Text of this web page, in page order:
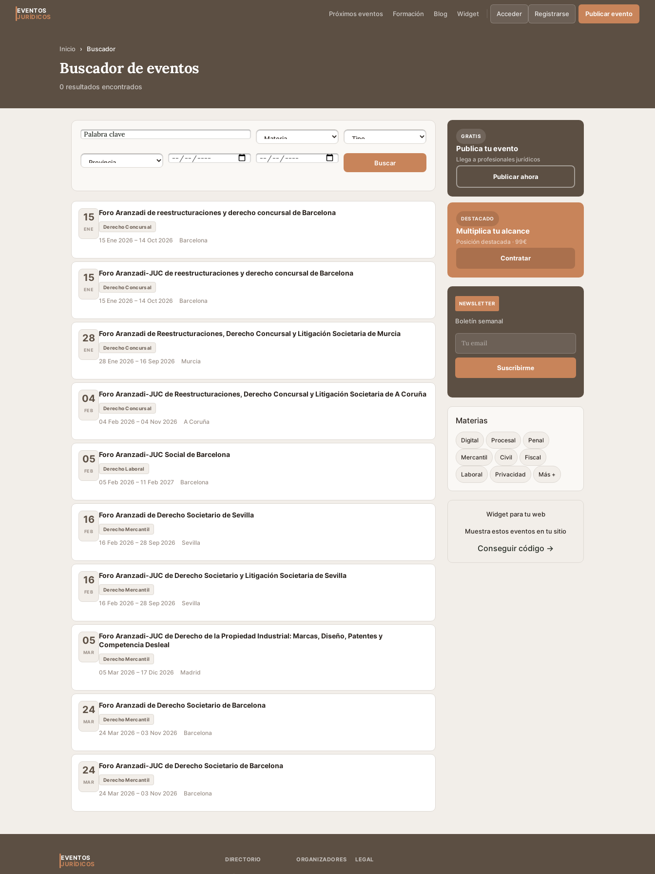
EVENTOS
JURÍDICOS
Próximos eventos Formación Blog Widget Acceder Registrarse Publicar evento
Inicio › Buscador
Buscador de eventos
0 resultados encontrados
Buscar
15
ENE
Foro Aranzadi de reestructuraciones y derecho concursal de Barcelona
Derecho Concursal
15 Ene 2026 – 14 Oct 2026 Barcelona
15
ENE
Foro Aranzadi-JUC de reestructuraciones y derecho concursal de Barcelona
Derecho Concursal
15 Ene 2026 – 14 Oct 2026 Barcelona
28
ENE
Foro Aranzadi de Reestructuraciones, Derecho Concursal y Litigación Societaria de Murcia
Derecho Concursal
28 Ene 2026 – 16 Sep 2026 Murcia
04
FEB
Foro Aranzadi-JUC de Reestructuraciones, Derecho Concursal y Litigación Societaria de A Coruña
Derecho Concursal
04 Feb 2026 – 04 Nov 2026 A Coruña
05
FEB
Foro Aranzadi-JUC Social de Barcelona
Derecho Laboral
05 Feb 2026 – 11 Feb 2027 Barcelona
16
FEB
Foro Aranzadi de Derecho Societario de Sevilla
Derecho Mercantil
16 Feb 2026 – 28 Sep 2026 Sevilla
16
FEB
Foro Aranzadi-JUC de Derecho Societario y Litigación Societaria de Sevilla
Derecho Mercantil
16 Feb 2026 – 28 Sep 2026 Sevilla
05
MAR
Foro Aranzadi-JUC de Derecho de la Propiedad Industrial: Marcas, Diseño, Patentes y
Competencia Desleal
Derecho Mercantil
05 Mar 2026 – 17 Dic 2026 Madrid
24
MAR
Foro Aranzadi de Derecho Societario de Barcelona
Derecho Mercantil
24 Mar 2026 – 03 Nov 2026 Barcelona
24
MAR
Foro Aranzadi-JUC de Derecho Societario de Barcelona
Derecho Mercantil
24 Mar 2026 – 03 Nov 2026 Barcelona
GRATIS
Publica tu evento
Llega a profesionales jurídicos
Publicar ahora
DESTACADO
Multiplica tu alcance
Posición destacada · 99€
Contratar
NEWSLETTER
Boletín semanal
Suscribirme
Materias
Digital Procesal Penal
Mercantil Civil Fiscal
Laboral Privacidad Más +
Widget para tu web
Muestra estos eventos en tu sitio
Conseguir código →
EVENTOS
JURÍDICOS
DIRECTORIO ORGANIZADORES LEGAL